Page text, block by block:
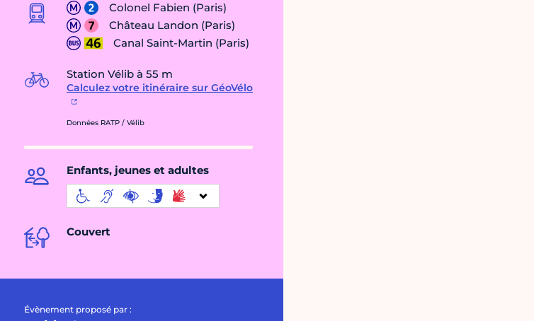
Colonel Fabien (Paris)
Château Landon (Paris)
Canal Saint-Martin (Paris)
Station Vélib à 55 m
Calculez votre itinéraire sur GéoVélo
Données RATP / Vélib
Enfants, jeunes et adultes
Couvert
Évènement proposé par :